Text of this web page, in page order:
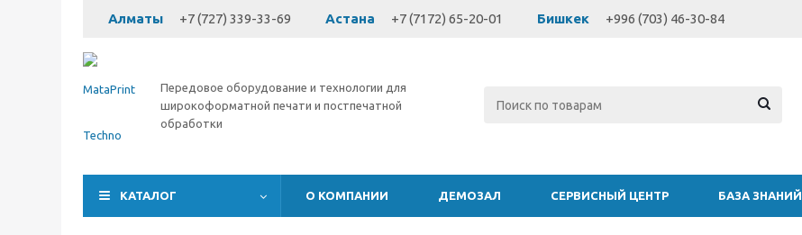
Алматы +7 (727) 339-33-69 Астана +7 (7172) 65-20-01 Бишкек +996 (703) 46-30-84
Передовое оборудование и технологии для
широкоформатной печати и постпечатной
обработки
КАТАЛОГ О КОМПАНИИ ДЕМОЗАЛ СЕРВИСНЫЙ ЦЕНТР БАЗА ЗНАНИЙ